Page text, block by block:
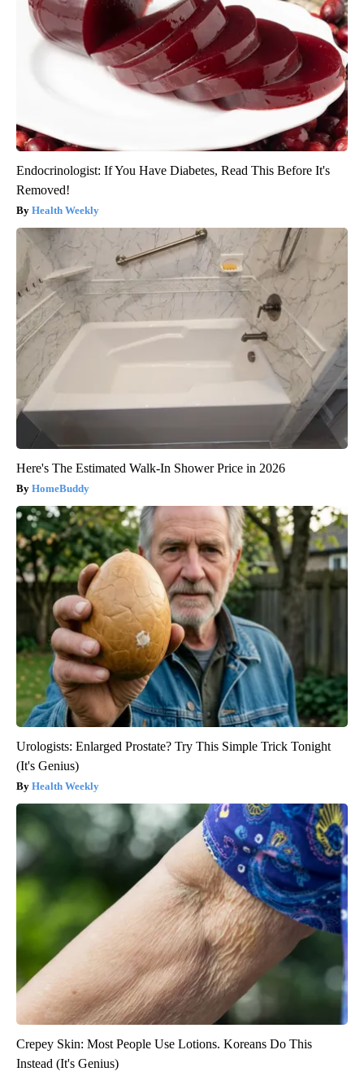
Endocrinologist: If You Have Diabetes, Read This Before It's
Removed!
Health Weekly
Here's The Estimated Walk-In Shower Price in 2026
HomeBuddy
Urologists: Enlarged Prostate? Try This Simple Trick Tonight
(It's Genius)
Health Weekly
Crepey Skin: Most People Use Lotions. Koreans Do This
Instead (It's Genius)